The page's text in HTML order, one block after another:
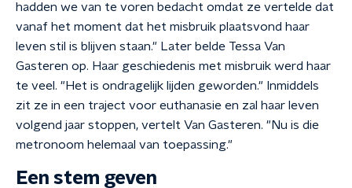
hadden we van te voren bedacht omdat ze vertelde dat
vanaf het moment dat het misbruik plaatsvond haar
leven stil is blijven staan." Later belde Tessa Van
Gasteren op. Haar geschiedenis met misbruik werd haar
te veel. "Het is ondragelijk lijden geworden." Inmiddels
zit ze in een traject voor euthanasie en zal haar leven
volgend jaar stoppen, vertelt Van Gasteren. "Nu is die
metronoom helemaal van toepassing."
Een stem geven